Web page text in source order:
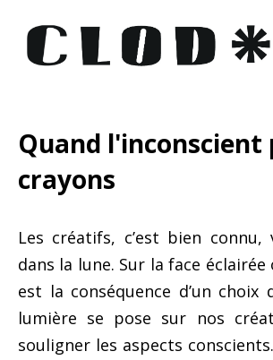
Quand l'inconscient
crayons
Les créatifs, c’est bien
dans la lune. Sur la face éclairée
est la conséquence d’un choix
lumière se pose sur nos
souligner les aspects